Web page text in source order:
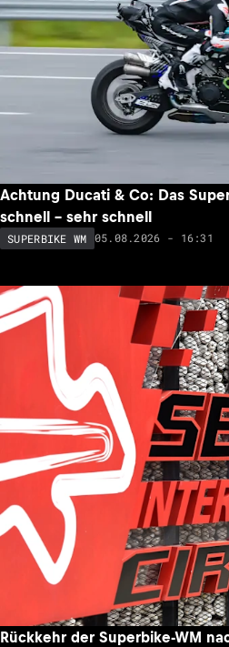
Achtung Ducati & Co: Das
schnell – sehr schnell
SUPERBIKE WM 05.08.2026 - 16:31
Rückkehr der Superbike-WM